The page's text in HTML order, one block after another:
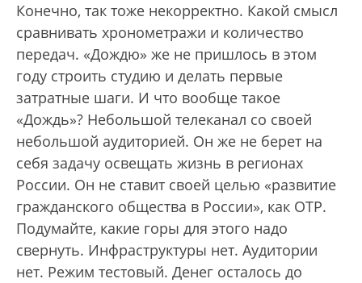
Конечно, так тоже некорректно. Какой смысл
сравнивать хронометражи и количество
передач. «Дождю» же не пришлось в этом
году строить студию и делать первые
затратные шаги. И что вообще такое
«Дождь»? Небольшой телеканал со своей
небольшой аудиторией. Он же не берет на
себя задачу освещать жизнь в регионах
России. Он не ставит своей целью «развитие
гражданского общества в России», как ОТР.
Подумайте, какие горы для этого надо
свернуть. Инфраструктуры нет. Аудитории
нет. Режим тестовый. Денег осталось до